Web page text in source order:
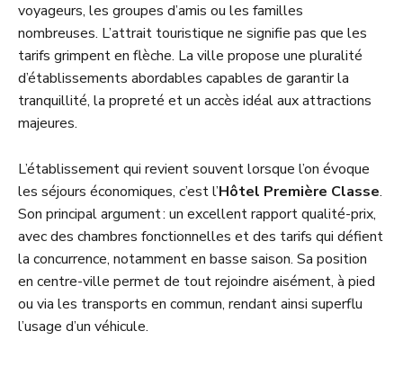
voyageurs, les groupes d’amis ou les familles
nombreuses. L’attrait touristique ne signifie pas que les
tarifs grimpent en flèche. La ville propose une pluralité
d’établissements abordables capables de garantir la
tranquillité, la propreté et un accès idéal aux attractions
majeures.
L’établissement qui revient souvent lorsque l’on évoque
les séjours économiques, c’est l’Hôtel Première Classe.
Son principal argument : un excellent rapport qualité-prix,
avec des chambres fonctionnelles et des tarifs qui défient
la concurrence, notamment en basse saison. Sa position
en centre-ville permet de tout rejoindre aisément, à pied
ou via les transports en commun, rendant ainsi superflu
l’usage d’un véhicule.